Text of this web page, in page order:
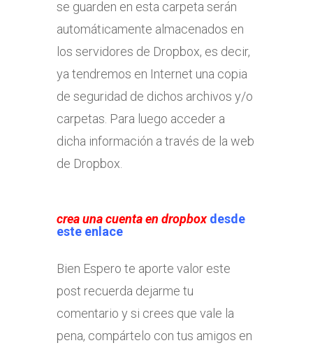
se guarden en esta carpeta serán
automáticamente almacenados en
los servidores de Dropbox, es decir,
ya tendremos en Internet una copia
de seguridad de dichos archivos y/o
carpetas. Para luego acceder a
dicha información a través de la web
de Dropbox.
crea una cuenta en dropbox desde
este enlace
Bien Espero te aporte valor este
post recuerda dejarme tu
comentario y si crees que vale la
pena, compártelo con tus amigos en